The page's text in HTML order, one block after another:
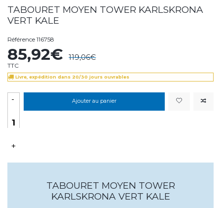
TABOURET MOYEN TOWER KARLSKRONA
VERT KALE
Référence 116758
85,92€ 119,06€
TTC
Livre, expédition dans 20/30 jours ouvrables
-
+
Ajouter au panier
TABOURET MOYEN TOWER
KARLSKRONA VERT KALE